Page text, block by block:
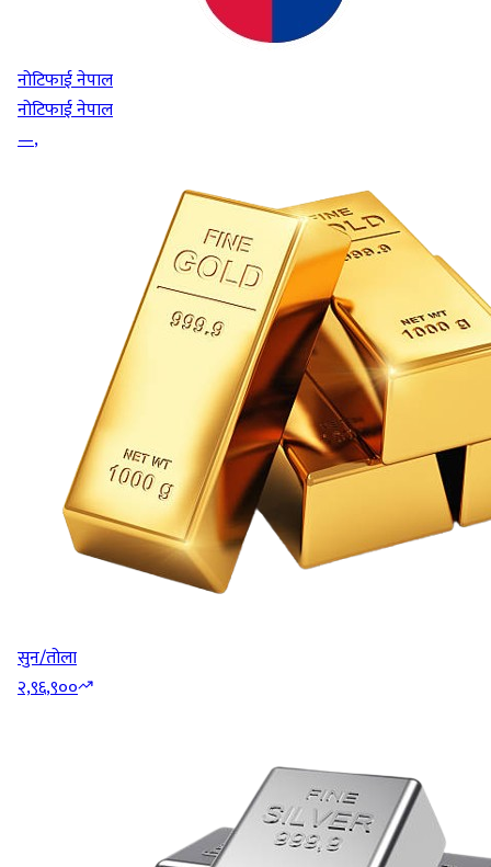
नोटिफाई नेपाल
नोटिफाई नेपाल
—,
सुन/तोला
२,९६,९००